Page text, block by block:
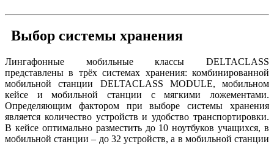
Выбор системы хранения
Лингафонные мобильные классы DELTACLASS
представлены в трёх системах хранения: комбинированной
мобильной станции DELTACLASS MODULE, мобильном
кейсе и мобильной станции с мягкими ложементами.
Определяющим фактором при выборе системы хранения
является количество устройств и удобство транспортировки.
В кейсе оптимально разместить до 10 ноутбуков учащихся, в
мобильной станции – до 32 устройств, а в мобильной станции